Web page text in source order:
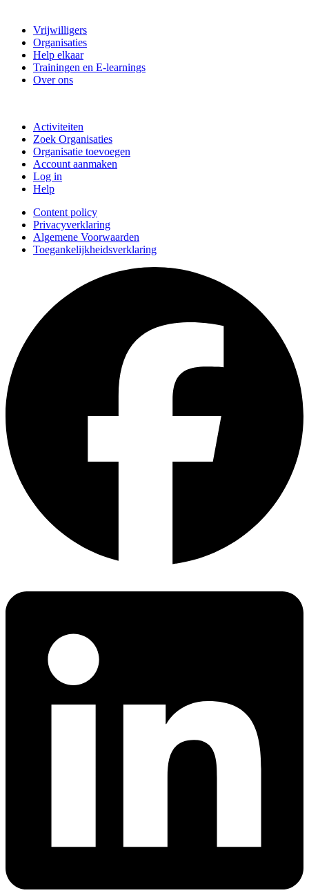
Vrijwilligers
Organisaties
Help elkaar
Trainingen en E-learnings
Over ons
Activiteiten
Zoek Organisaties
Organisatie toevoegen
Account aanmaken
Log in
Help
Content policy
Privacyverklaring
Algemene Voorwaarden
Toegankelijkheidsverklaring